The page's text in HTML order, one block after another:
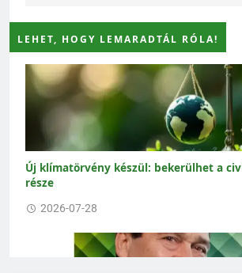
LEHET, HOGY LEMARADTÁL RÓLA!
Új klímatörvény készül: bekerülhet a
része
2026-07-28